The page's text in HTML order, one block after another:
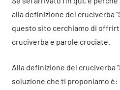
alla definizione del cruciverba
questo sito cerchiamo di
cruciverba e parole crociate.
Alla definizione del cruciverba
soluzione che ti proponiamo è: